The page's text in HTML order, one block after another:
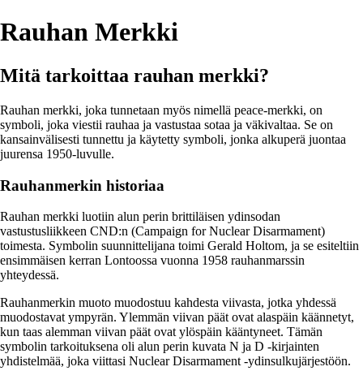
Rauhan Merkki
Mitä tarkoittaa rauhan merkki?
Rauhan merkki, joka tunnetaan myös nimellä peace-merkki, on
symboli, joka viestii rauhaa ja vastustaa sotaa ja väkivaltaa. Se on
kansainvälisesti tunnettu ja käytetty symboli, jonka alkuperä juontaa
juurensa 1950-luvulle.
Rauhanmerkin historiaa
Rauhan merkki luotiin alun perin brittiläisen ydinsodan
vastustusliikkeen CND:n (Campaign for Nuclear Disarmament)
toimesta. Symbolin suunnittelijana toimi Gerald Holtom, ja se esiteltiin
ensimmäisen kerran Lontoossa vuonna 1958 rauhanmarssin
yhteydessä.
Rauhanmerkin muoto muodostuu kahdesta viivasta, jotka yhdessä
muodostavat ympyrän. Ylemmän viivan päät ovat alaspäin käännetyt,
kun taas alemman viivan päät ovat ylöspäin kääntyneet. Tämän
symbolin tarkoituksena oli alun perin kuvata N ja D -kirjainten
yhdistelmää, joka viittasi Nuclear Disarmament -ydinsulkujärjestöön.